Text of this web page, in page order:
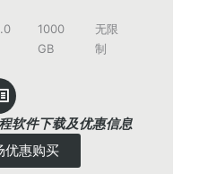
1000
GB
无限
制
软件下载及优惠信息
优惠购买